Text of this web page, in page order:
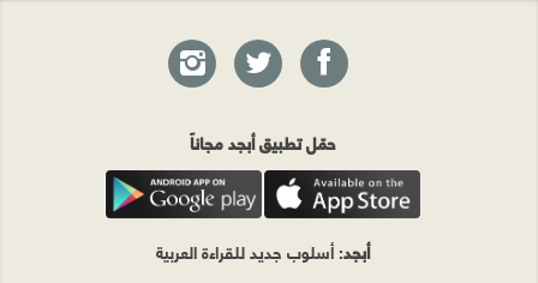
حمّل تطبيق أبجد مجاناً
أبجد: أسلوب جديد للقراءة العربية